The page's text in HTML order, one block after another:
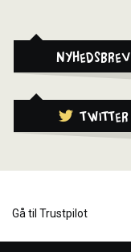
Nyhedsbrev
Twitter
Gå til Trustpilot